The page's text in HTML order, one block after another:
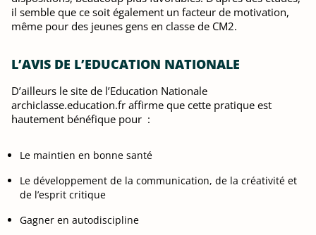
il semble que ce soit également un facteur de motivation,
même pour des jeunes gens en classe de CM2.
L’AVIS DE L’EDUCATION NATIONALE
D’ailleurs le site de l’Education Nationale
archiclasse.education.fr affirme que cette pratique est
hautement bénéfique pour :
Le maintien en bonne santé
Le développement de la communication, de la créativité et
de l’esprit critique
Gagner en autodiscipline